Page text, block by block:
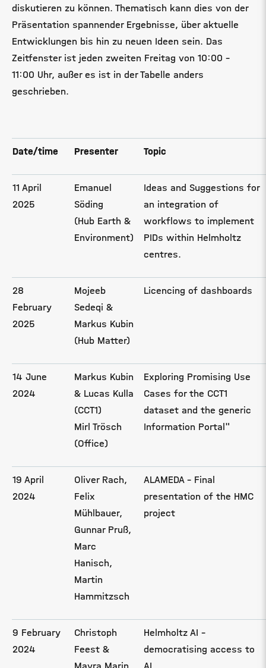
diskutieren zu können. Thematisch kann dies von der
Präsentation spannender Ergebnisse, über aktuelle
Entwicklungen bis hin zu neuen Ideen sein. Das
Zeitfenster ist jeden zweiten Freitag von 10:00 -
11:00 Uhr, außer es ist in der Tabelle anders
geschrieben.
Date/time Presenter Topic
11 April
2025
Emanuel
Söding
(Hub Earth &
Environment)
Ideas and Suggestions for
an integration of
workflows to implement
PIDs within Helmholtz
centres.
28
February
2025
Mojeeb
Sedeqi &
Markus Kubin
(Hub Matter)
Licencing of dashboards
14 June
2024
Markus Kubin
& Lucas Kulla
(CCT1)
Mirl Trösch
(Office)
Exploring Promising Use
Cases for the CCT1
dataset and the generic
Information Portal"
19 April
2024
Oliver Rach,
Felix
Mühlbauer,
Gunnar Pruß,
Marc
Hanisch,
Martin
Hammitzsch
ALAMEDA - Final
presentation of the HMC
project
9 February
2024
Christoph
Feest &
Helmholtz AI -
democratising access to